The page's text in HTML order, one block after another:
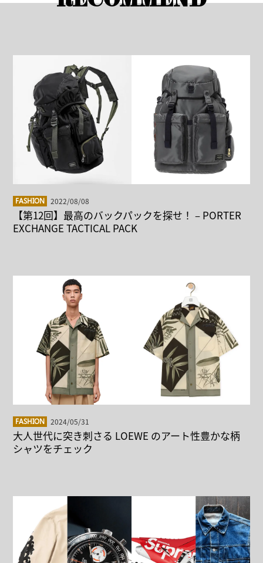
FASHION 2022/08/08
【第12回】最高のバックパックを探せ！ – PORTER
EXCHANGE TACTICAL PACK
FASHION 2024/05/31
大人世代に突き刺さる LOEWE のアート性豊かな柄
シャツをチェック